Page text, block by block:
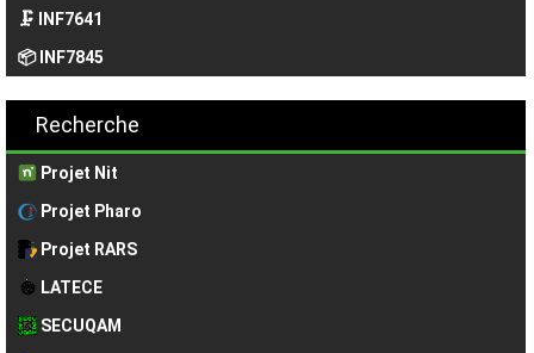
🗜️ INF7641
📦 INF7845
Recherche
Projet Nit
Projet Pharo
Projet RARS
LATECE
SECUQAM